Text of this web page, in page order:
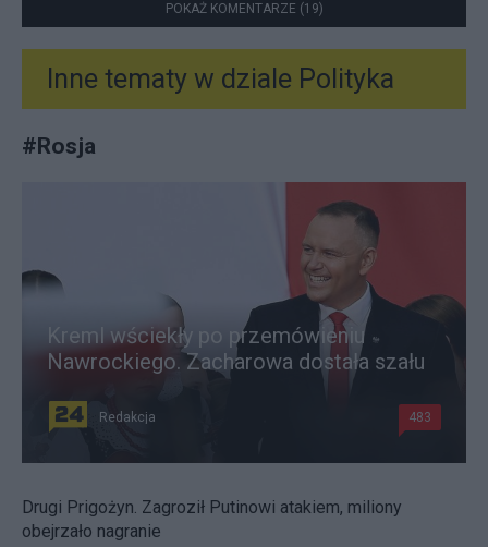
POKAŻ KOMENTARZE (19)
Inne tematy w dziale Polityka
#Rosja
Kreml wściekły po przemówieniu
Nawrockiego. Zacharowa dostała szału
Redakcja 483
Drugi Prigożyn. Zagroził Putinowi atakiem, miliony
obejrzało nagranie